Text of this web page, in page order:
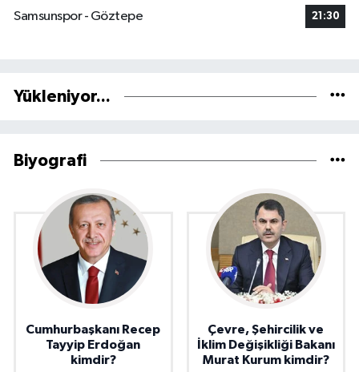
Samsunspor - Göztepe
21:30
Yükleniyor...
Biyografi
Cumhurbaşkanı Recep
Tayyip Erdoğan
kimdir?
Çevre, Şehircilik ve
İklim Değişikliği Bakanı
Murat Kurum kimdir?